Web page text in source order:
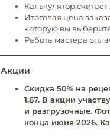
Калькулятор
Итоговая цена
которую вы
Работа мастера
Акции
Скидка 50% на
1.67. В акции
и разгрузочные.
конца июня 2026.